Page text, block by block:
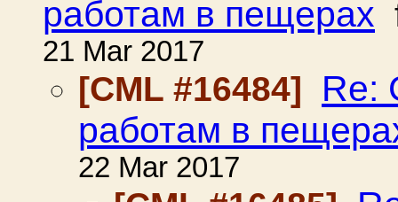
работам в пещерах
21 Mar 2017
[CML #16484]
Re:
работам в
22 Mar 2017